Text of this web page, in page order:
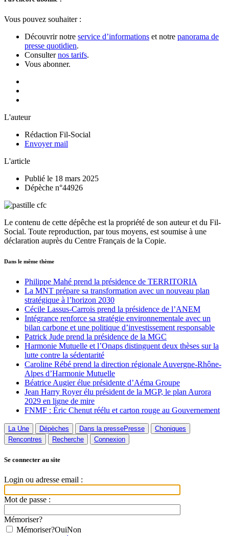
Vous pouvez souhaiter :
Découvrir notre service d’informations et notre panorama de
presse quotidien.
Consulternos tarifs.
Vous abonner.
L'auteur
Rédaction Fil-Social
Envoyer mail
L'article
Publié le 18 mars 2025
Dépèche n°44926
Le contenu de cette dépêche est la propriété de son auteur et du Fil-
Social. Toute reproduction, par tous moyens, est soumise à une
déclaration auprès du Centre Français de la Copie.
Dans le même thème
Philippe Mahé prend la présidence de TERRITORIA
La MNT prépare sa transformation avec un nouveau plan
stratégique à l’horizon 2030
Cécile Lassus-Carrois prend la présidence de l’ANEM
Intégrance renforce sa stratégie environnementale avec un
bilan carbone et une politique d’investissement responsable
Patrick Jude prend la présidence de la MGC
Harmonie Mutuelle et l’Onaps distinguent deux thèses sur la
lutte contre la sédentarité
Caroline Rébé prend la direction régionale Auvergne-Rhône-
Alpes d’Harmonie Mutuelle
Béatrice Augier élue présidente d’Aéma Groupe
Jean Harry Royer élu président de la MGP, le plan Aurora
2029 en ligne de mire
FNMF : Éric Chenut réélu et carton rouge au Gouvernement
La Une Dépèches Dans la pressePresse
Choniques
Rencontres
Recherche Connexion
Se connecter au site
Login ou adresse email :
Mot de passe :
Mémoriser?
Mémoriser?OuiNon